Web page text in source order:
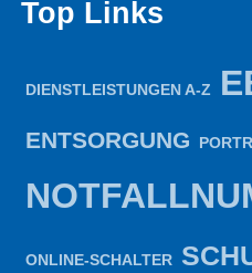
Top Links
DIENSTLEISTUNGEN A-Z
ENTSORGUNG
ONLINE-SCHALTER